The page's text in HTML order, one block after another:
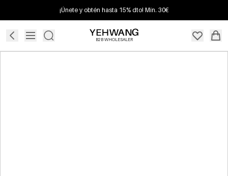
¡Únete y obtén hasta 15% dto! Mín. 30€
B2B WHOLESALER